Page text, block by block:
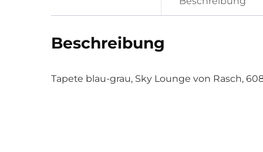
Beschreibung
Tapete blau-grau, Sky Lounge von Rasch,